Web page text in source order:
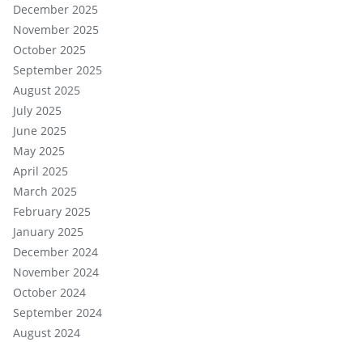
December 2025
November 2025
October 2025
September 2025
August 2025
July 2025
June 2025
May 2025
April 2025
March 2025
February 2025
January 2025
December 2024
November 2024
October 2024
September 2024
August 2024